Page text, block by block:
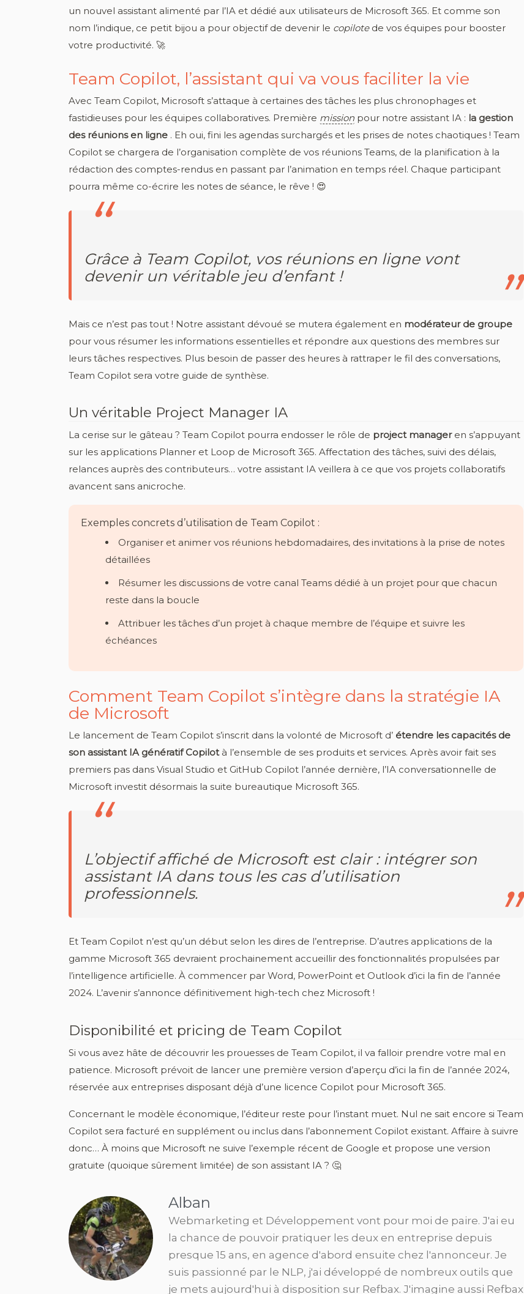
un nouvel assistant alimenté par l’IA et dédié aux utilisateurs de Microsoft 365. Et comme son
nom l’indique, ce petit bijou a pour objectif de devenir le copilote de vos équipes pour booster
votre productivité. 🚀
Team Copilot, l’assistant qui va vous faciliter la vie
Avec Team Copilot, Microsoft s’attaque à certaines des tâches les plus chronophages et
fastidieuses pour les équipes collaboratives. Première mission pour notre assistant IA : la gestion
des réunions en ligne . Eh oui, fini les agendas surchargés et les prises de notes chaotiques ! Team
Copilot se chargera de l’organisation complète de vos réunions Teams, de la planification à la
rédaction des comptes-rendus en passant par l’animation en temps réel. Chaque participant
pourra même co-écrire les notes de séance, le rêve ! 😍
Grâce à Team Copilot, vos réunions en ligne vont
devenir un véritable jeu d’enfant !
Mais ce n’est pas tout ! Notre assistant dévoué se mutera également en modérateur de groupe
pour vous résumer les informations essentielles et répondre aux questions des membres sur
leurs tâches respectives. Plus besoin de passer des heures à rattraper le fil des conversations,
Team Copilot sera votre guide de synthèse.
Un véritable Project Manager IA
La cerise sur le gâteau ? Team Copilot pourra endosser le rôle de project manager en s’appuyant
sur les applications Planner et Loop de Microsoft 365. Affectation des tâches, suivi des délais,
relances auprès des contributeurs… votre assistant IA veillera à ce que vos projets collaboratifs
avancent sans anicroche.
Exemples concrets d’utilisation de Team Copilot :
Organiser et animer vos réunions hebdomadaires, des invitations à la prise de notes
détaillées
Résumer les discussions de votre canal Teams dédié à un projet pour que chacun
reste dans la boucle
Attribuer les tâches d’un projet à chaque membre de l’équipe et suivre les
échéances
Comment Team Copilot s’intègre dans la stratégie IA
de Microsoft
Le lancement de Team Copilot s’inscrit dans la volonté de Microsoft d’ étendre les capacités de
son assistant IA génératif Copilot à l’ensemble de ses produits et services. Après avoir fait ses
premiers pas dans Visual Studio et GitHub Copilot l’année dernière, l’IA conversationnelle de
Microsoft investit désormais la suite bureautique Microsoft 365.
L’objectif affiché de Microsoft est clair : intégrer son
assistant IA dans tous les cas d’utilisation
professionnels.
Et Team Copilot n’est qu’un début selon les dires de l’entreprise. D’autres applications de la
gamme Microsoft 365 devraient prochainement accueillir des fonctionnalités propulsées par
l’intelligence artificielle. À commencer par Word, PowerPoint et Outlook d’ici la fin de l’année
2024. L’avenir s’annonce définitivement high-tech chez Microsoft !
Disponibilité et pricing de Team Copilot
Si vous avez hâte de découvrir les prouesses de Team Copilot, il va falloir prendre votre mal en
patience. Microsoft prévoit de lancer une première version d’aperçu d’ici la fin de l’année 2024,
réservée aux entreprises disposant déjà d’une licence Copilot pour Microsoft 365.
Concernant le modèle économique, l’éditeur reste pour l’instant muet. Nul ne sait encore si Team
Copilot sera facturé en supplément ou inclus dans l’abonnement Copilot existant. Affaire à suivre
donc… À moins que Microsoft ne suive l’exemple récent de Google et propose une version
gratuite (quoique sûrement limitée) de son assistant IA ? 🤔
Alban
Webmarketing et Développement vont pour moi de paire. J'ai eu
la chance de pouvoir pratiquer les deux en entreprise depuis
presque 15 ans, en agence d'abord ensuite chez l'annonceur. Je
suis passionné par le NLP, j'ai développé de nombreux outils que
je mets aujourd'hui à disposition sur Refbax. J'imagine aussi Refbax